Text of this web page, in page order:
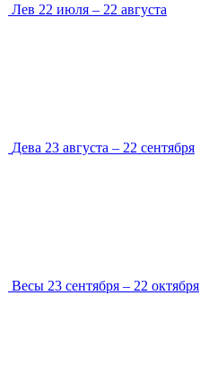
Лев 22 июля – 22 августа
Дева 23 августа – 22 сентября
Весы 23 сентября – 22 октября